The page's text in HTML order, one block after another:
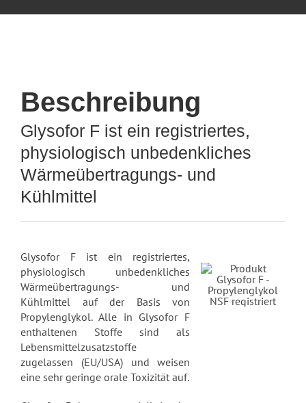
Beschreibung
Glysofor F ist ein registriertes,
physiologisch unbedenkliches
Wärmeübertragungs- und
Kühlmittel
Glysofor F ist ein registriertes,
physiologisch unbedenkliches
Wärmeübertragungs- und
Kühlmittel auf der Basis von
Propylenglykol. Alle in Glysofor F
enthaltenen Stoffe sind als
Lebensmittelzusatzstoffe
zugelassen (EU/USA) und weisen
eine sehr geringe orale Toxizität auf.